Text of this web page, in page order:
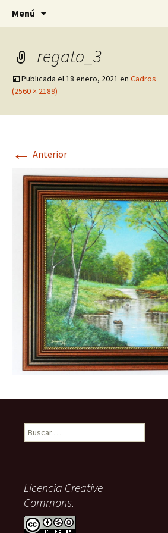
Quintasnovas
Pagina sobre licores,viño,
receitas, fotografia,
linux e outras afeccións
Menú
regato_3
Publicada el18 enero, 2021 en Cadros
(2560 × 2189)
← Anterior
Buscar:
Licencia Creative
Commons.